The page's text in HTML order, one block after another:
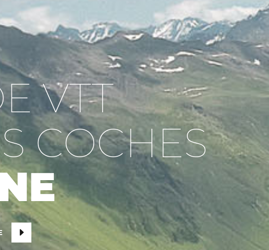
VTT
COCHES